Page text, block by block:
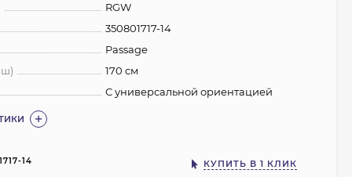
RGW
350801717-14
Passage
ш)
170 см
С универсальной ориентацией
14 КУПИТЬ В 1 КЛИК